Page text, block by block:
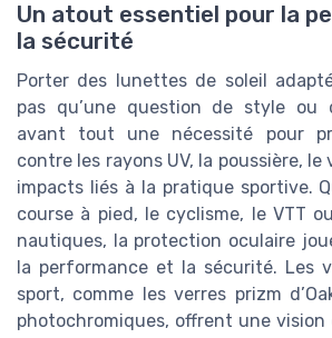
Un atout essentiel pour la
la sécurité
Porter des lunettes de soleil
pas qu’une question de style ou
avant tout une nécessité pour
contre les rayons UV, la poussière,
impacts liés à la pratique sportive.
course à pied, le cyclisme, le VTT
nautiques, la protection oculaire
la performance et la sécurité. Les
sport, comme les verres prizm
photochromiques, offrent une vision